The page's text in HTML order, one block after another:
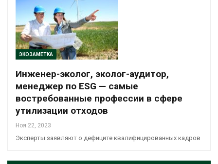
ЭКОЗАМЕТКА
Инженер-эколог, эколог-аудитор,
менеджер по ESG — самые
востребованные профессии в сфере
утилизации отходов
Ноя 22, 2023
Эксперты заявляют о дефиците квалифицированных кадров